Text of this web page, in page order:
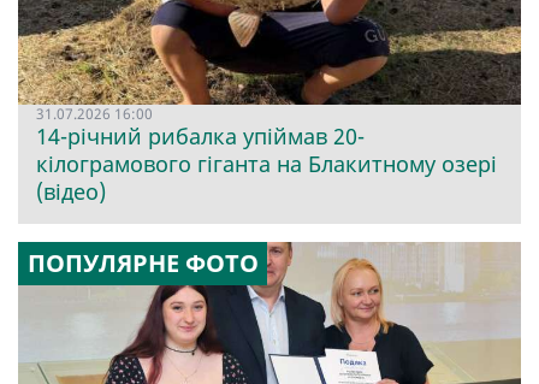
31.07.2026 16:00
14-річний рибалка упіймав 20-
кілограмового гіганта на Блакитному озері
(відео)
ПОПУЛЯРНЕ ФОТО